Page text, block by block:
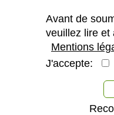
Avant de
veuillez lire et
Mentions
J'accepte: